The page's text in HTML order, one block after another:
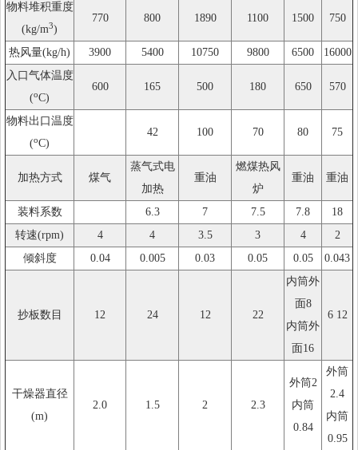
物料堆积重度
(kg/m3)
770 800 1890 1100 1500 750
热风量(kg/h) 3900 5400 10750 9800 6500
16000
入口气体温度
(oC)
600 165 500 180 650 570
物料出口温度
(oC)
42 100 70 80 75
加热方式 煤气
蒸气式电
加热
重油
燃煤热风
炉
重油 重油
装料系数 6.3 7 7.5 7.8
18
转速(rpm)
4 4 3.5 3 4
2
倾斜度
0.04 0.005 0.03 0.05 0.05 0.043
抄板数目 12 24 12 22
内筒外
面8
内筒外
面16
6 12
干燥器直径
(m)
2.0 1.5 2 2.3
外筒2
内筒
0.84
外筒
2.4
内筒
0.95